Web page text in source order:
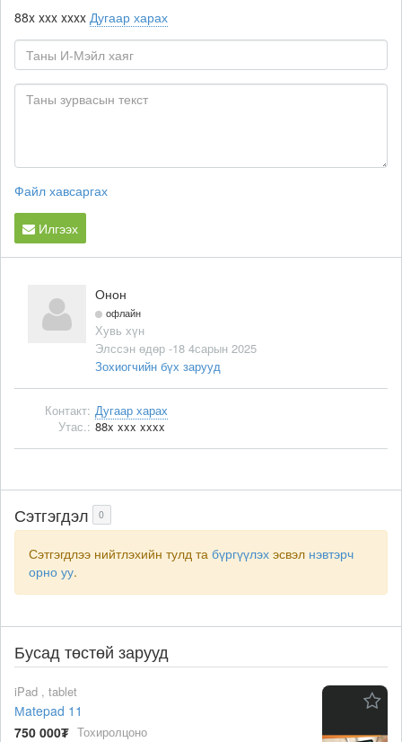
88x xxx xxxx Дугаар харах
Файл хавсаргах
Илгээх
Онон
офлайн
Хувь хүн
Элссэн өдөр -18 4сарын 2025
Зохиогчийн бүх зарууд
Контакт: Дугаар харах
Утас.: 88x xxx xxxx
Сэтгэгдэл 0
Сэтгэгдлээ нийтлэхийн тулд та бүргүүлэх эсвэл нэвтэрч
орно уу.
Бусад төстөй зарууд
iPad , tablet
Мatepad 11
750 000₮ Тохиролцоно